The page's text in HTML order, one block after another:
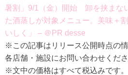
暑割」9/1（金）開始 卸を挟まな
た酒蒸しが対象メニュー。美味＋
いしく」 – ＠PR desse
※この記事はリリース公開時点の
各店舗・施設にお問い合わせくださ
※文中の価格はすべて税込みです。